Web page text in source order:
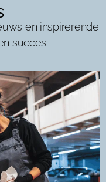
en inspirerende
succes.